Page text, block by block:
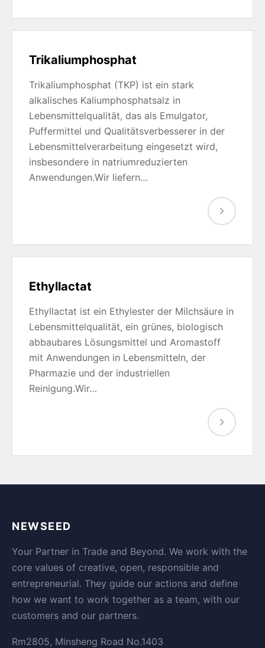
Trikaliumphosphat
Trikaliumphosphat (TKP) ist ein stark
alkalisches Kaliumphosphatsalz in
Lebensmittelqualität, das als Emulgator,
Puffermittel und Qualitätsverbesserer in der
Lebensmittelverarbeitung eingesetzt wird,
insbesondere in natriumreduzierten
Anwendungen.Wir liefern…
Ethyllactat
Ethyllactat ist ein Ethylester der Milchsäure in
Lebensmittelqualität, ein grünes, biologisch
abbaubares Lösungsmittel und Aromastoff
mit Anwendungen in Lebensmitteln, der
Pharmazie und der industriellen
Reinigung.Wir…
NEWSEED
Your Partner in Trade and Beyond. We work with the
core values of creative, open, responsible and
entrepreneurial. They guide our actions and define
how we want to work together as a team, with our
customers and our partners.
Rm2805, Minsheng Road No.1403